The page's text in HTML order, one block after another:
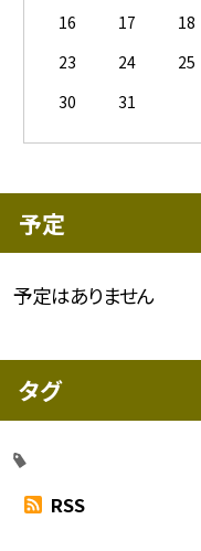
16
17 18
23
24 25
30
31
予定
予定はありません
タグ
RSS